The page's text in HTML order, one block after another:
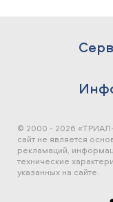
© 2000 - 2026
сайт не является
рекламаций,
технические
указанных на сайте.